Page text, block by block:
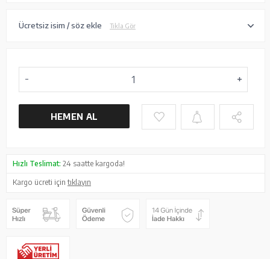
Ücretsiz isim / söz ekle Tıkla Gör
HEMEN AL
Hızlı Teslimat: 24 saatte kargoda!
Kargo ücreti içintıklayın